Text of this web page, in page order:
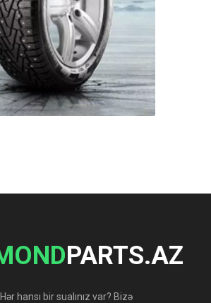
PARTS.AZ
Hər hansı bir sualınız var? Bizə